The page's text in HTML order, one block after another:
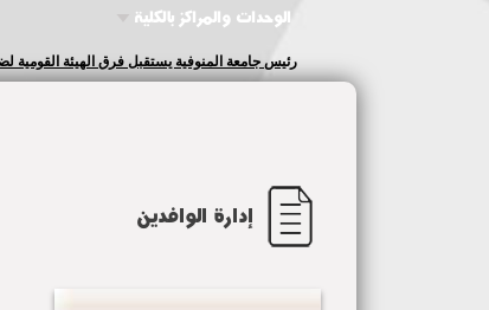
الوحدات والمراكز بالكلية
عميد الكلية تستقبل لجنة التمييز البيئي بالجامعة
إدارة الوافدين